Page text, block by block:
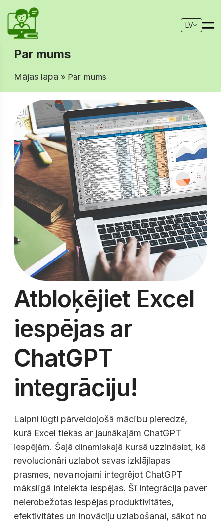
LV
Par mums
Mājas lapa » Par mums
Atbloķējiet Excel
iespējas ar
ChatGPT
integrāciju!
Laipni lūgti pārveidojošā mācību pieredzē,
kurā Excel tiekas ar jaunākajām ChatGPT
iespējām. Šajā dinamiskajā kursā uzzināsiet, kā
revolucionāri uzlabot savas izklājlapas
prasmes, nevainojami integrējot ChatGPT
mākslīgā intelekta iespējas. Šī integrācija paver
neierobežotas iespējas produktivitātes,
efektivitātes un inovāciju uzlabošanai, sākot no